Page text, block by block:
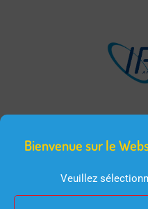
Bienvenue sur le
Veuillez